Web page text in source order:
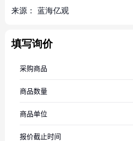
来源： 蓝海亿观
填写询价